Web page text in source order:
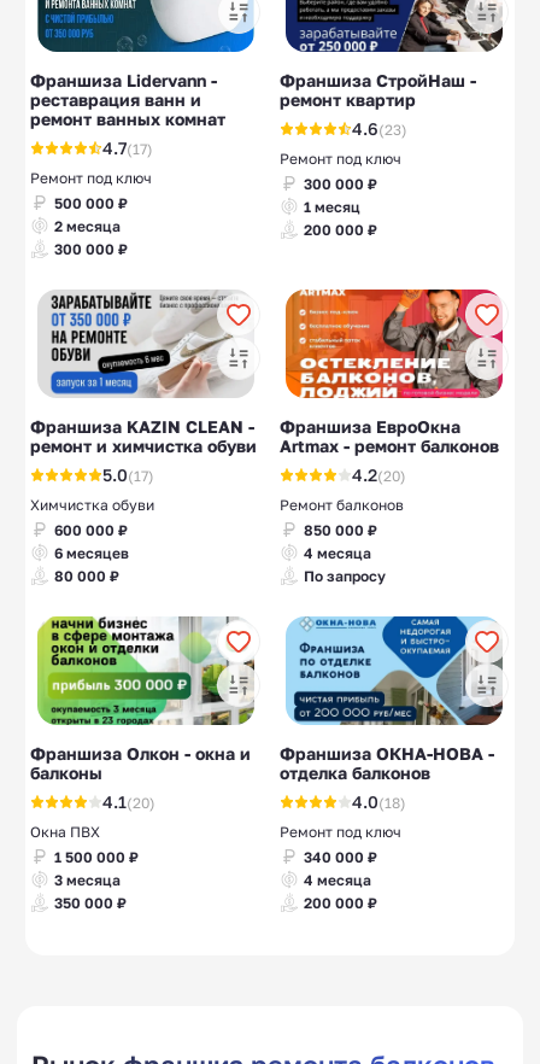
Франшиза Lidervann -
реставрация ванн и
ремонт ванных комнат
4.7(17)
Ремонт под ключ
500 000 ₽
2 месяца
300 000 ₽
Франшиза СтройНаш -
ремонт квартир
4.6(23)
Ремонт под ключ
300 000 ₽
1 месяц
200 000 ₽
Франшиза KAZIN CLEAN -
ремонт и химчистка обуви
5.0(17)
Химчистка обуви
600 000 ₽
6 месяцев
80 000 ₽
Франшиза ЕвроОкна
Artmax - ремонт балконов
4.2(20)
Ремонт балконов
850 000 ₽
4 месяца
По запросу
Франшиза Олкон - окна и
балконы
4.1(20)
Окна ПВХ
1 500 000 ₽
3 месяца
350 000 ₽
Франшиза ОКНА-НОВА -
отделка балконов
4.0(18)
Ремонт под ключ
340 000 ₽
4 месяца
200 000 ₽